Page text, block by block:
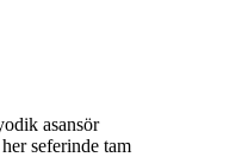
asansör
seferinde tam